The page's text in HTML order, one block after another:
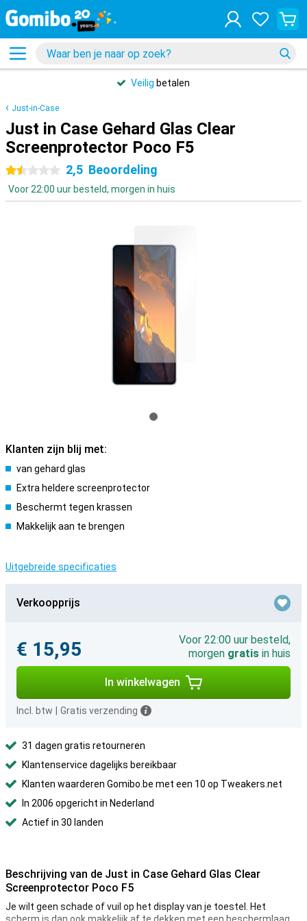
Veilig betalen
Just-in-Case
Just in Case Gehard Glas Clear
Screenprotector Poco F5
1.5 sterren
2,5 Beoordeling
Voor 22:00 uur besteld, morgen in huis
Klanten zijn blij met:
van gehard glas
Extra heldere screenprotector
Beschermt tegen krassen
Makkelijk aan te brengen
Uitgebreide specificaties
Verkoopprijs
€ 15,95
Voor 22:00 uur besteld,
morgen gratis in huis
In winkelwagen
Incl. btw Gratis verzending
31 dagen gratis retourneren
Klantenservice dagelijks bereikbaar
Klanten waarderen Gomibo.be met een 10 op Tweakers.net
In 2006 opgericht in Nederland
Actief in 30 landen
Beschrijving van de Just in Case Gehard Glas Clear
Screenprotector Poco F5
Je wilt geen schade of vuil op het display van je toestel. Het